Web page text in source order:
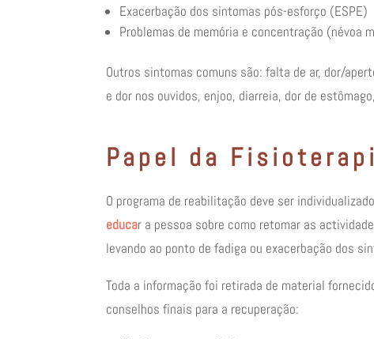
Exacerbação dos sintomas pós-esforço (ESPE)
Problemas de memória e concentração (névoa
Outros sintomas comuns são: falta de ar, dor/
e dor nos ouvidos, enjoo, diarreia, dor de
Papel da
O programa de reabilitação deve ser
educar a pessoa sobre como retomar as
levando ao ponto de fadiga ou exacerbação dos
Toda a informação foi retirada de material
conselhos finais para a recuperação: